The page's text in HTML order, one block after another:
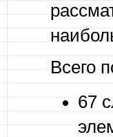
Всего
67